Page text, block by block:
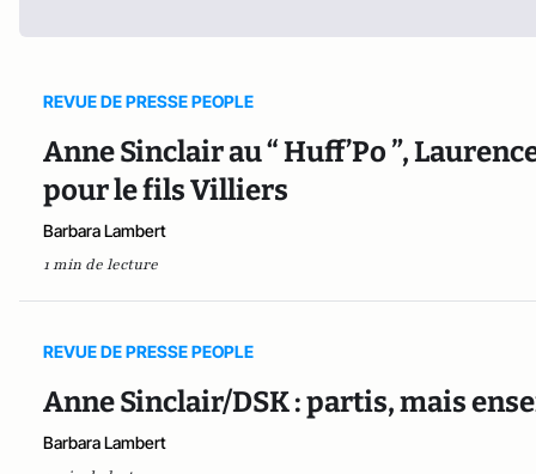
REVUE DE PRESSE PEOPLE
Anne Sinclair au “ Huff’Po ”,
pour le fils Villiers
Barbara Lambert
1 min de lecture
REVUE DE PRESSE PEOPLE
Anne Sinclair/DSK : partis, mais
Barbara Lambert